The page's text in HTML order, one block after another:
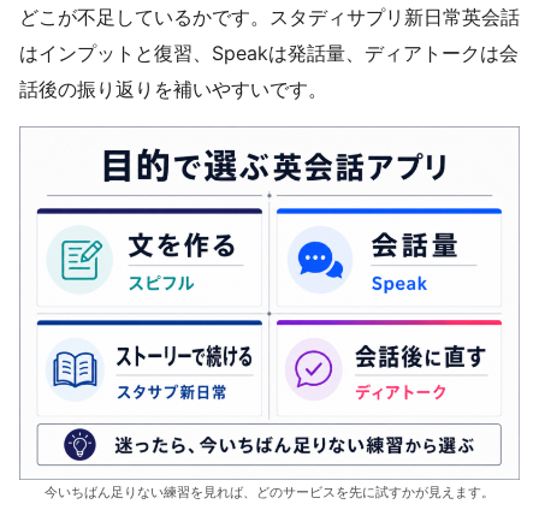
どこが不足しているかです。スタディサプリ新日常英会話
はインプットと復習、Speakは発話量、ディアトークは会
話後の振り返りを補いやすいです。
今いちばん足りない練習を見れば、どのサービスを先に試すかが見えます。